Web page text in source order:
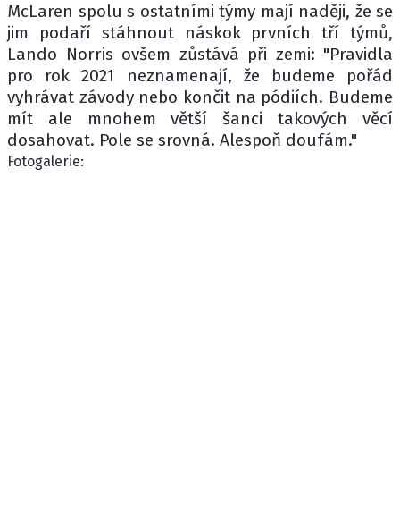
McLaren spolu s ostatními týmy mají naději, že se
jim podaří stáhnout náskok prvních tří týmů,
Lando Norris ovšem zůstává při zemi: "Pravidla
pro rok 2021 neznamenají, že budeme pořád
vyhrávat závody nebo končit na pódiích. Budeme
mít ale mnohem větší šanci takových věcí
dosahovat. Pole se srovná. Alespoň doufám."
Fotogalerie: